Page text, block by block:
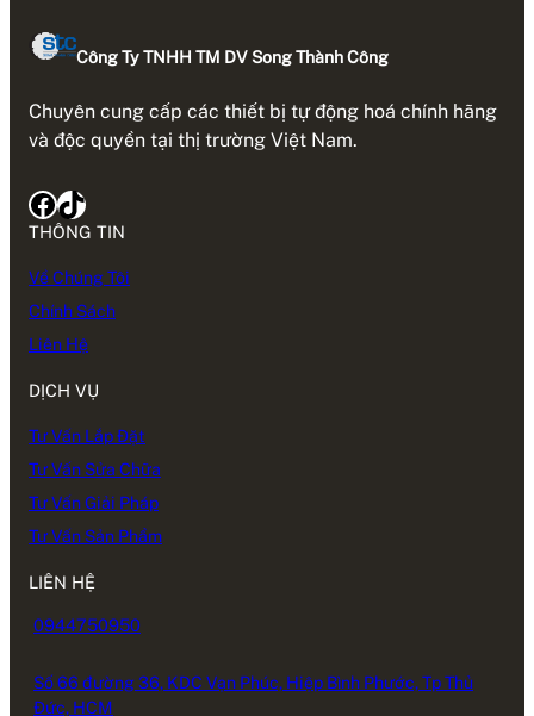
Công Ty TNHH TM DV Song Thành Công
Chuyên cung cấp các thiết bị tự động hoá chính hãng
và độc quyền tại thị trường Việt Nam.
Facebook TikTok
THÔNG TIN
Về Chúng Tôi
Chính Sách
Liên Hệ
DỊCH VỤ
Tư Vấn Lắp Đặt
Tư Vấn Sửa Chữa
Tư Vấn Giải Pháp
Tư Vấn Sản Phẩm
LIÊN HỆ
0944750950
Số 66 đường 36, KDC Vạn Phúc, Hiệp Bình Phước, Tp Thủ
Đức, HCM